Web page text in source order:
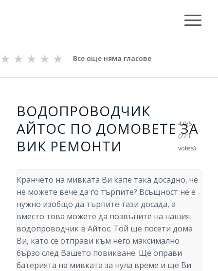
★
★
★
★
★ Все още няма гласове
ВОДОПРОВОДЧИК
АЙТОС ПО ДОМОВЕТЕ ЗА
ВИК РЕМОНТИ
Кранчето на мивката Ви капе така досадно, че
не можете вече да го търпите? Всъщност не е
нужно изобщо да търпите тази досада, а
вместо това можете да позвъните на нашия
водопроводчик в Айтос. Той ще посети дома
Ви, като се отправи към него максимално
бързо след Вашето повикване. Ще оправи
батерията на мивката за нула време и ще Ви
4.9/5 -
(223
votes)